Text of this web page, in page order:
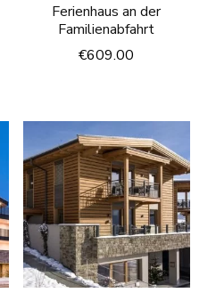
Ferienhaus an der
Familienabfahrt
€609.00